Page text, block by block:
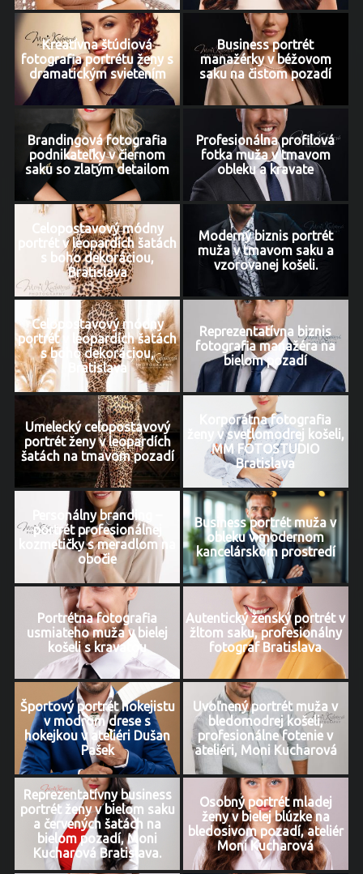
Kreatívna štúdiová
fotografia portrétu ženy s
dramatickým svietením
Business portrét
manažérky v béžovom
saku na čistom pozadí
Brandingová fotografia
podnikateľky v čiernom
saku so zlatým detailom
Profesionálna profilová
fotka muža v tmavom
obleku a kravate
Celopostavový módny
portrét v leopardích šatách
s boho dekoráciou,
Bratislava
Moderný biznis portrét
muža v tmavom saku a
vzorovanej košeli.
Celopostavový módny
portrét v leopardích šatách
s boho dekoráciou,
Bratislava
Reprezentatívna biznis
fotografia manažéra na
bielom pozadí
Umelecký celopostavový
portrét ženy v leopardích
šatách na tmavom pozadí
Korporátna fotografia
ženy v svetlomodrej košeli,
MM FOTOSTUDIO
Bratislava
Personálny branding –
portrét profesionálnej
kozmetičky s meradlom na
obočie
Business portrét muža v
obleku v modernom
kancelárskom prostredí
Portrétna fotografia
usmiateho muža v bielej
košeli s kravatou
Autentický ženský portrét v
žltom saku, profesionálny
fotograf Bratislava
Športový portrét hokejistu
v modrom drese s
hokejkou v ateliéri Dušan
Pašek
Uvoľnený portrét muža v
bledomodrej košeli,
profesionálne fotenie v
ateliéri, Moni Kucharová
Reprezentatívny business
portrét ženy v bielom saku
a červených šatách na
bielom pozadí, Moni
Kucharová Bratislava.
Osobný portrét mladej
ženy v bielej blúzke na
bledosivom pozadí, ateliér
Moni Kucharová